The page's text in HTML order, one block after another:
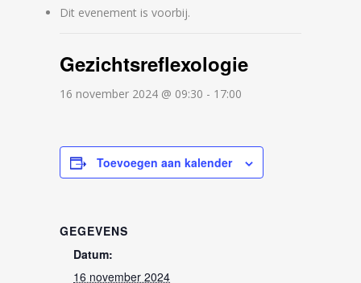
Dit evenement is voorbij.
Gezichtsreflexologie
16 november 2024 @ 09:30 - 17:00
Toevoegen aan kalender
GEGEVENS
Datum:
16 november 2024